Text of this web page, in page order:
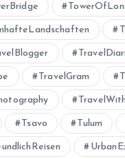
TravelGram
Tsavo Tulum